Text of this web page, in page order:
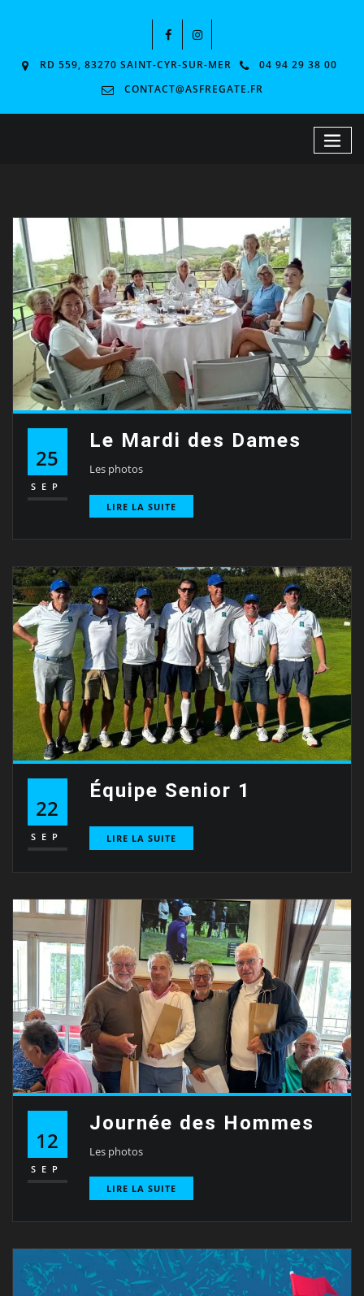
RD 559, 83270 SAINT-CYR-SUR-MER
04 94 29 38 00
CONTACT@ASFREGATE.FR
25
SEP
Le Mardi des Dames
Les photos
LIRE LA SUITE
22
SEP
Équipe Senior 1
LIRE LA SUITE
12
SEP
Journée des Hommes
Les photos
LIRE LA SUITE